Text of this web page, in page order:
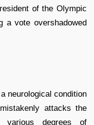
of the Olympic
a vote overshadowed
neurological condition
attacks the
various degrees of